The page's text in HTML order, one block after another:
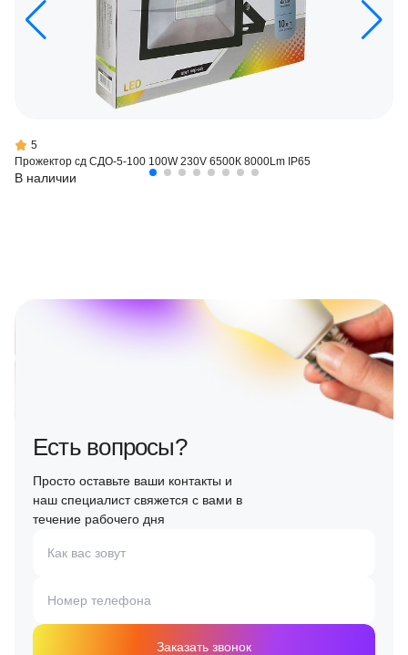
5
Прожектор сд СДО-5-100 100W 230V 6500К 8000Lm IP65
В наличии
Есть вопросы?
Просто оставьте ваши контакты и
наш специалист свяжется с вами в
течение рабочего дня
Как вас зовут
Номер телефона
Заказать звонок